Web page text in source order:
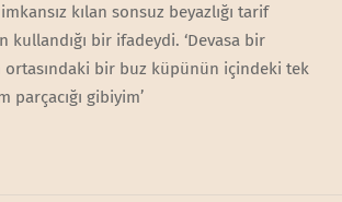
kılan sonsuz beyazlığı tarif
kullandığı bir ifadeydi. ‘Devasa bir
ortasındaki bir buz küpünün içindeki tek
parçacığı gibiyim’